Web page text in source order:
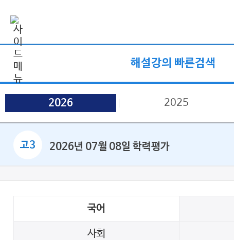
해설강의 빠른검색
2026 2025
고3 2026년 07월 08일 학력평가
국어
사회